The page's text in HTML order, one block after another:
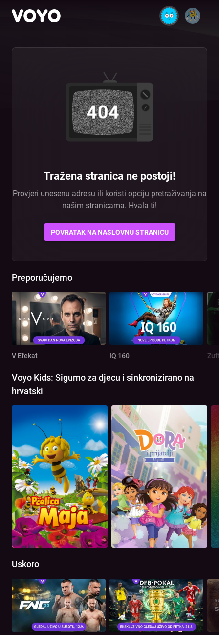
404
Tražena stranica ne postoji!
Provjeri unesenu adresu ili koristi opciju pretraživanja na
našim stranicama. Hvala ti!
POVRATAK NA NASLOVNU STRANICU
Preporučujemo
V Efekat IQ 160
Voyo Kids: Sigurno za djecu i sinkronizirano na
hrvatski
Uskoro